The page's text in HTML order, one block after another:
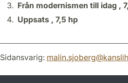
Från modernismen till idag ,
Uppsats , 7,5 hp
Sidansvarig: malin.sjoberg@